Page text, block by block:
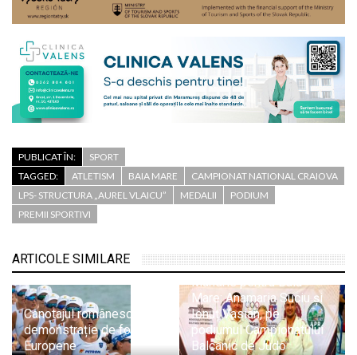
PUBLICAT ÎN:
SPORT
TAGGED:
ATLETISM BAIA MARE
CAMPIONAT NATIONAL CRAIOVA
LPS- STRUCTURA „AUREL VLAICU”
MEDALII
PODIUM
PREMII SPORTIVI
ARTICOLE SIMILARE
Canotajul românesc,
demonstrație de forță la
Europene
Mândrie pentru Baia
Mare: Anamaria Suciu și
Ionuț Vasian, pe
podiumul Campionatului
Balcanic de Judo